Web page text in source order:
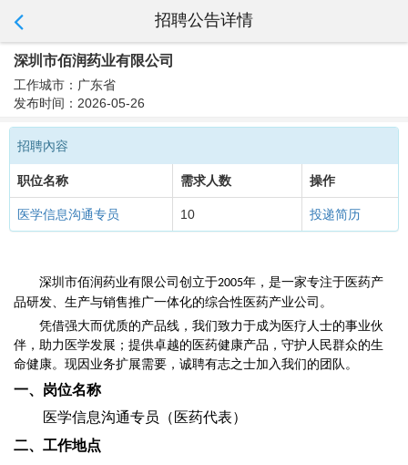
招聘公告详情
深圳市佰润药业有限公司
工作城市：广东省
发布时间：2026-05-26
招聘內容
职位名称 需求人数 操作
医学信息沟通专员 10 投递简历
深圳市佰润药业有限公司创立于2005年，是一家专注于医药产
品研发、生产与销售推广一体化的综合性医药产业公司。
凭借强大而优质的产品线，我们致力于成为医疗人士的事业伙
伴，助力医学发展；提供卓越的医药健康产品，守护人民群众的生
命健康。现因业务扩展需要，诚聘有志之士加入我们的团队。
一、 岗位名称
医学信息沟通专员（医药代表）
二、 工作地点